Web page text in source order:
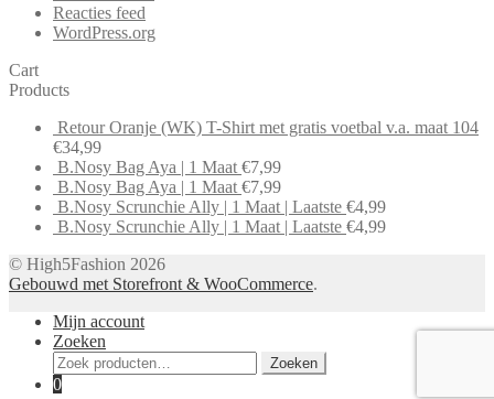
Reacties feed
WordPress.org
Cart
Products
Retour Oranje (WK) T-Shirt met gratis voetbal v.a. maat 104
€34,99
B.Nosy Bag Aya | 1 Maat €7,99
B.Nosy Bag Aya | 1 Maat €7,99
B.Nosy Scrunchie Ally | 1 Maat | Laatste €4,99
B.Nosy Scrunchie Ally | 1 Maat | Laatste €4,99
© High5Fashion 2026
Gebouwd met Storefront & WooCommerce.
Mijn account
Zoeken
Zoeken
naar:
Zoeken
0